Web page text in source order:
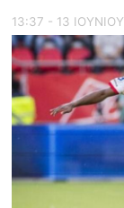
13:37 - 13